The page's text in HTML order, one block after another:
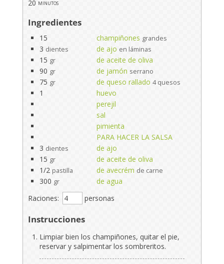
20 minutos
Ingredientes
15 champiñones grandes
3 dientes de ajo en láminas
15 gr
de aceite de oliva
90 gr de jamón serrano
75 gr de queso rallado 4 quesos
1
huevo
perejil
sal
pimienta
PARA HACER LA SALSA
3 dientes
de ajo
15 gr
de aceite de oliva
1/2 pastilla de avecrém de carne
300 gr
de agua
Raciones:
personas
Instrucciones
Limpiar bien los champiñones, quitar el pie,
reservar y salpimentar los sombreritos.